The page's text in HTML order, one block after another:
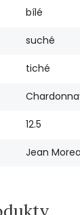
bílé
suché
tiché
12.5
Jean